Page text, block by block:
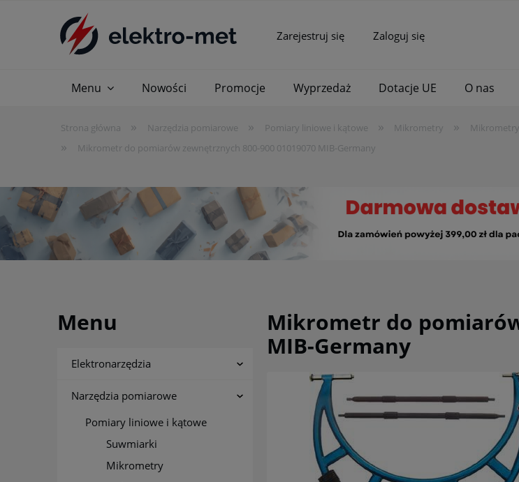
Zarejestruj się Zaloguj się
Menu Nowości Promocje Wyprzedaż Dotacje UE O nas
Strona główna » Narzędzia pomiarowe » Pomiary liniowe i kątowe » Mikrometry »
» Mikrometr do pomiarów zewnętrznych 800-900 01019070 MIB-Germany
Menu
Elektronarzędzia
Narzędzia pomiarowe
Pomiary liniowe i kątowe
Suwmiarki
Mikrometry
Mikrometr do
MIB-Germany